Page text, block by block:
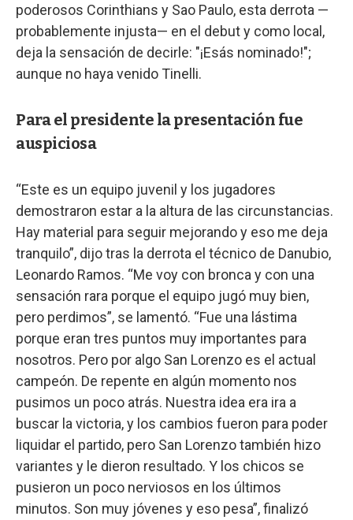
poderosos Corinthians y Sao Paulo, esta derrota —
probablemente injusta— en el debut y como local,
deja la sensación de decirle: "¡Esás nominado!";
aunque no haya venido Tinelli.
Para el presidente la presentación fue
auspiciosa
“Este es un equipo juvenil y los jugadores
demostraron estar a la altura de las circunstancias.
Hay material para seguir mejorando y eso me deja
tranquilo”, dijo tras la derrota el técnico de Danubio,
Leonardo Ramos. “Me voy con bronca y con una
sensación rara porque el equipo jugó muy bien,
pero perdimos”, se lamentó. “Fue una lástima
porque eran tres puntos muy importantes para
nosotros. Pero por algo San Lorenzo es el actual
campeón. De repente en algún momento nos
pusimos un poco atrás. Nuestra idea era ira a
buscar la victoria, y los cambios fueron para poder
liquidar el partido, pero San Lorenzo también hizo
variantes y le dieron resultado. Y los chicos se
pusieron un poco nerviosos en los últimos
minutos. Son muy jóvenes y eso pesa”, finalizó